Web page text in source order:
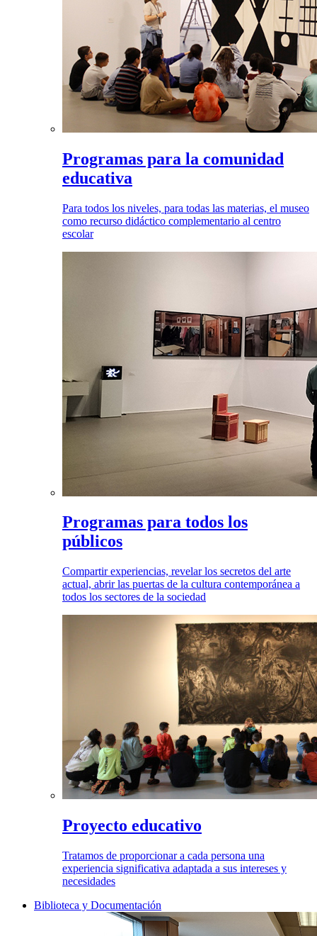
Programas para la comunidad
educativa
Para todos los niveles, para todas las materias, el museo
como recurso didáctico complementario al centro
escolar
Programas para todos los
públicos
Compartir experiencias, revelar los secretos del arte
actual, abrir las puertas de la cultura contemporánea a
todos los sectores de la sociedad
Proyecto educativo
Tratamos de proporcionar a cada persona una
experiencia significativa adaptada a sus intereses y
necesidades
Biblioteca y Documentación